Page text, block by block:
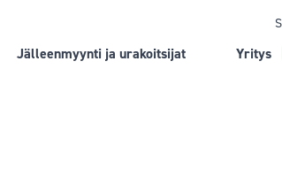
Jälleenmyynti ja urakoitsijat Yritys